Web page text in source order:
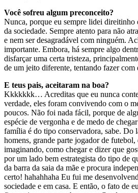
Você sofreu algum preconceito?
Nunca, porque eu sempre lidei direitinho
da sociedade. Sempre atento para não
e nem ser desagradável com ninguém.
importante. Embora, há sempre algo
disfarçar uma certa tristeza,
de um jeito diferente, tentando fazer
E teus pais, aceitaram na boa?
Kkkkkkk… Acreditas que eu nunca
verdade, eles foram convivendo com o
poucos. Não foi nada fácil, porque de
espécie de vergonha e de medo de
família é do tipo conservadora, sabe. Do
homens, grande parte jogador de futebol,
imaginando, como chegar e dizer que
por um lado bem estrategista do tipo de
da barra da saia da mãe e procura
certo! hahahhaha Eu fui me
sociedade e em casa. E então, o fato de